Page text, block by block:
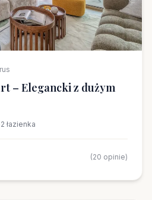
– Elegancki z dużym
2 łazienka
(20 opinie)